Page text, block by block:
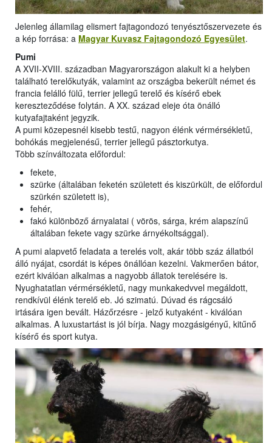
Jelenleg államilag elismert fajtagondozó tenyésztőszervezete és
a kép forrása: a Magyar Kuvasz Fajtagondozó Egyesület.
Pumi
A XVII-XVIII. században Magyarországon alakult ki a helyben
található terelőkutyák, valamint az országba bekerült német és
francia felálló fülű, terrier jellegű terelő és kísérő ebek
kereszteződése folytán. A XX. század eleje óta önálló
kutyafajtaként jegyzik.
A pumi közepesnél kisebb testű, nagyon élénk vérmérsékletű,
bohókás megjelenésű, terrier jellegű pásztorkutya.
Több színváltozata előfordul:
fekete,
szürke (általában feketén született és kiszürkült, de előfordul
szürkén született is),
fehér,
fakó különböző árnyalatai ( vörös, sárga, krém alapszínű
általában fekete vagy szürke árnyékoltsággal).
A pumi alapvető feladata a terelés volt, akár több száz állatból
álló nyájat, csordát is képes önállóan kezelni. Vakmerően bátor,
ezért kiválóan alkalmas a nagyobb állatok terelésére is.
Nyughatatlan vérmérsékletű, nagy munkakedvvel megáldott,
rendkívül élénk terelő eb. Jó szimatú. Dúvad és rágcsáló
irtására igen bevált. Házőrzésre - jelző kutyaként - kiválóan
alkalmas. A luxustartást is jól bírja. Nagy mozgásigényű, kitűnő
kísérő és sport kutya.